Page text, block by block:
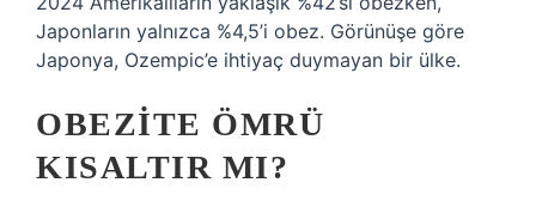
Japonların yalnızca %4,5’i obez. Görünüşe göre
Japonya, Ozempic’e ihtiyaç duymayan bir ülke.
OBEZITE ÖMRÜ
KISALTIR MI?